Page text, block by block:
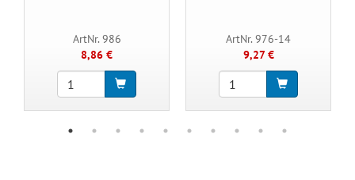
ArtNr. 986
8,86 €
ArtNr. 976-14
9,27 €